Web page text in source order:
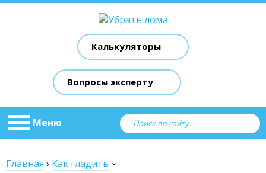
Калькуляторы
Вопросы эксперту
Меню
Главная › Как гладить